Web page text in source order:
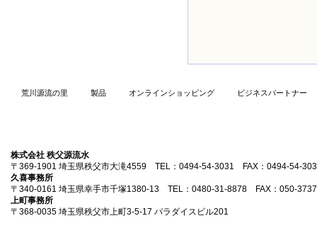
荒川源流の里 製品 オンラインショッピング ビジネスパートナー
株式会社 秩父源流水
〒369-1901 埼玉県秩父市大滝4559 TEL：0494-54-3031 FAX：0494-54-
久喜事務所
〒340-0161 埼玉県幸手市千塚1380-13 TEL：0480-31-8878 FAX：050-
上町事務所
〒368-0035 埼玉県秩父市上町3-5-17 パラダイスビル201